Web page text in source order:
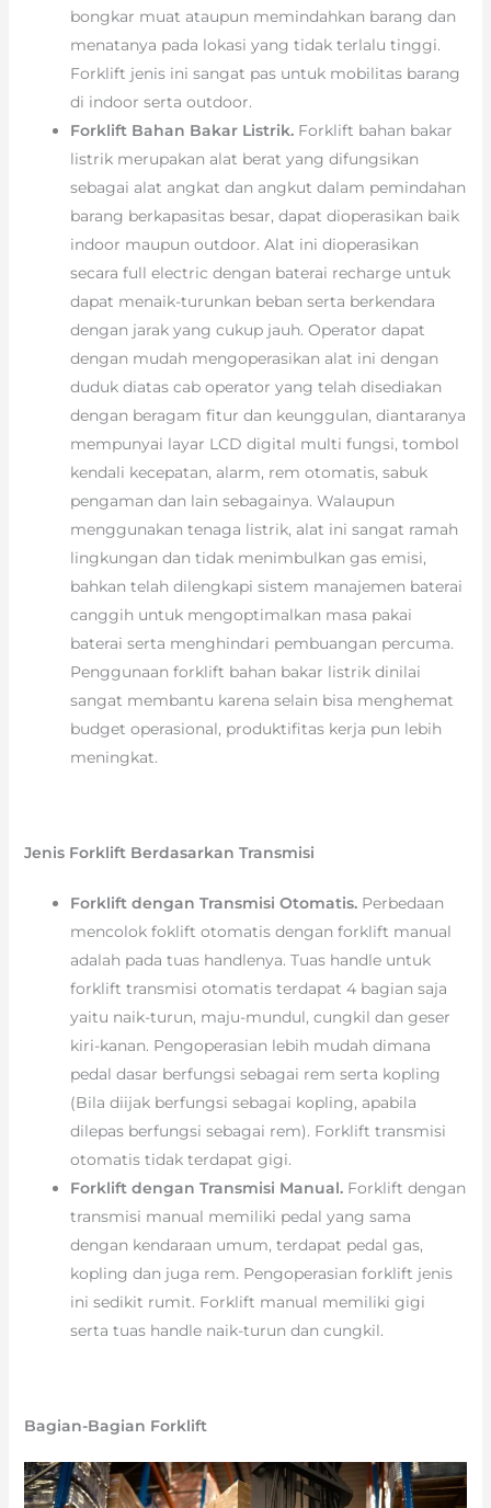
bongkar muat ataupun memindahkan barang dan
menatanya pada lokasi yang tidak terlalu tinggi.
Forklift jenis ini sangat pas untuk mobilitas barang
di indoor serta outdoor.
Forklift Bahan Bakar Listrik. Forklift bahan bakar
listrik merupakan alat berat yang difungsikan
sebagai alat angkat dan angkut dalam pemindahan
barang berkapasitas besar, dapat dioperasikan baik
indoor maupun outdoor. Alat ini dioperasikan
secara full electric dengan baterai recharge untuk
dapat menaik-turunkan beban serta berkendara
dengan jarak yang cukup jauh. Operator dapat
dengan mudah mengoperasikan alat ini dengan
duduk diatas cab operator yang telah disediakan
dengan beragam fitur dan keunggulan, diantaranya
mempunyai layar LCD digital multi fungsi, tombol
kendali kecepatan, alarm, rem otomatis, sabuk
pengaman dan lain sebagainya. Walaupun
menggunakan tenaga listrik, alat ini sangat ramah
lingkungan dan tidak menimbulkan gas emisi,
bahkan telah dilengkapi sistem manajemen baterai
canggih untuk mengoptimalkan masa pakai
baterai serta menghindari pembuangan percuma.
Penggunaan forklift bahan bakar listrik dinilai
sangat membantu karena selain bisa menghemat
budget operasional, produktifitas kerja pun lebih
meningkat.
Jenis Forklift Berdasarkan Transmisi
Forklift dengan Transmisi Otomatis. Perbedaan
mencolok foklift otomatis dengan forklift manual
adalah pada tuas handlenya. Tuas handle untuk
forklift transmisi otomatis terdapat 4 bagian saja
yaitu naik-turun, maju-mundul, cungkil dan geser
kiri-kanan. Pengoperasian lebih mudah dimana
pedal dasar berfungsi sebagai rem serta kopling
(Bila diijak berfungsi sebagai kopling, apabila
dilepas berfungsi sebagai rem). Forklift transmisi
otomatis tidak terdapat gigi.
Forklift dengan Transmisi Manual.Forklift dengan
transmisi manual memiliki pedal yang sama
dengan kendaraan umum, terdapat pedal gas,
kopling dan juga rem. Pengoperasian forklift jenis
ini sedikit rumit. Forklift manual memiliki gigi
serta tuas handle naik-turun dan cungkil.
Bagian-Bagian Forklift